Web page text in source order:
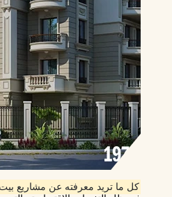
كل ما تريد معرفته عن مشاريع